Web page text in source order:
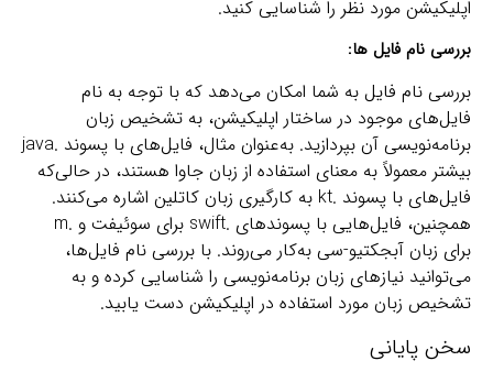
اپلیکیشن مورد نظر را شناسایی کنید.
بررسی نام فایل ها:
بررسی نام فایل به شما امکان می‌دهد که با توجه به نام
فایل‌های موجود در ساختار اپلیکیشن، به تشخیص زبان
برنامه‌نویسی آن بپردازید. به‌عنوان مثال، فایل‌های با پسوند .java
بیشتر معمولاً به معنای استفاده از زبان جاوا هستند، در حالی‌که
فایل‌های با پسوند .kt به کارگیری زبان کاتلین اشاره می‌کنند.
همچنین، فایل‌هایی با پسوندهای .swift برای سوئیفت و .m
برای زبان آبجکتیو-سی به‌کار می‌روند. با بررسی نام فایل‌ها،
می‌توانید نیازهای زبان برنامه‌نویسی را شناسایی کرده و به
تشخیص زبان مورد استفاده در اپلیکیشن دست یابید.
سخن پایانی